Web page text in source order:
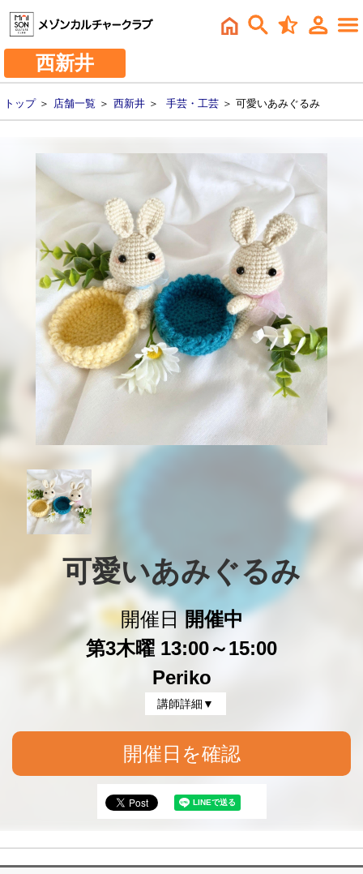
西新井
トップ＞ 店舗一覧 ＞ 西新井 ＞ 手芸・工芸 ＞ 可愛いあみぐるみ
可愛いあみぐるみ
開催日開催中
第3木曜 13:00～15:00
Periko
講師詳細▼
開催日を確認